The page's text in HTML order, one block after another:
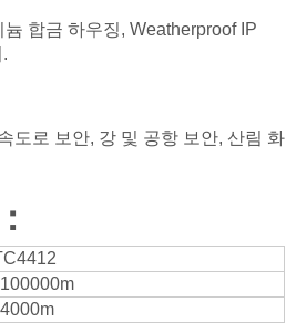
합금 하우징, Weatherproof IP
도로 보안, 강 및 공항 보안, 산림 화